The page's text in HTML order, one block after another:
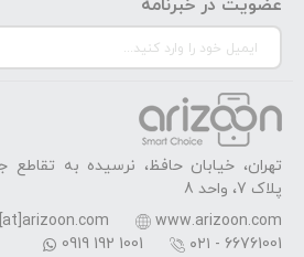
عضویت در خبرنامه
تهران، خیابان حافظ، نرسیده به
پلاک 7، واحد 8
www.arizoon.com
۰۲۱ - 66761001
0919 192 1001